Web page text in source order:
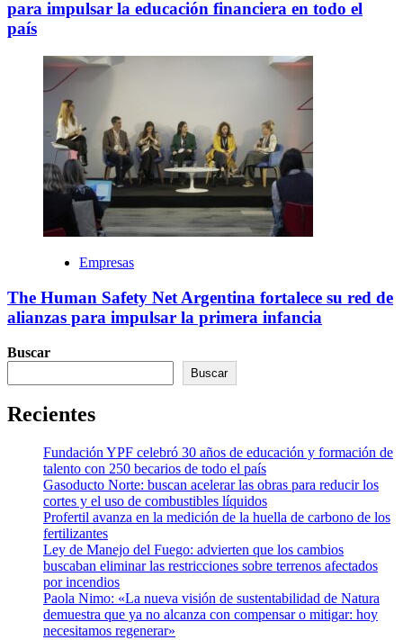
para impulsar la educación financiera en todo el
país
Empresas
The Human Safety Net Argentina fortalece su red de
alianzas para impulsar la primera infancia
Buscar
Buscar
Recientes
Fundación YPF celebró 30 años de educación y formación de
talento con 250 becarios de todo el país
Gasoducto Norte: buscan acelerar las obras para reducir los
cortes y el uso de combustibles líquidos
Profertil avanza en la medición de la huella de carbono de los
fertilizantes
Ley de Manejo del Fuego: advierten que los cambios
buscaban eliminar las restricciones sobre terrenos afectados
por incendios
Paola Nimo: «La nueva visión de sustentabilidad de Natura
demuestra que ya no alcanza con compensar o mitigar: hoy
necesitamos regenerar»